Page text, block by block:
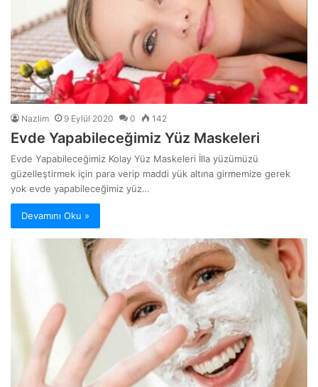
Nazlim 9 Eylül 2020 0 142
Evde Yapabileceğimiz Yüz Maskeleri
Evde Yapabileceğimiz Kolay Yüz Maskeleri İlla yüzümüzü
güzelleştirmek için para verip maddi yük altına girmemize gerek
yok evde yapabileceğimiz yüz…
Devamını Oku »